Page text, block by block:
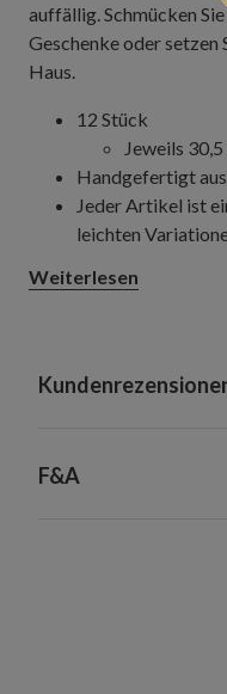
auffällig. Schmücken
Geschenke oder
Haus.
12 Stück
Jeweils
Handgefertigt
Jeder Artikel ist
leichten
Weiterlesen
F&A